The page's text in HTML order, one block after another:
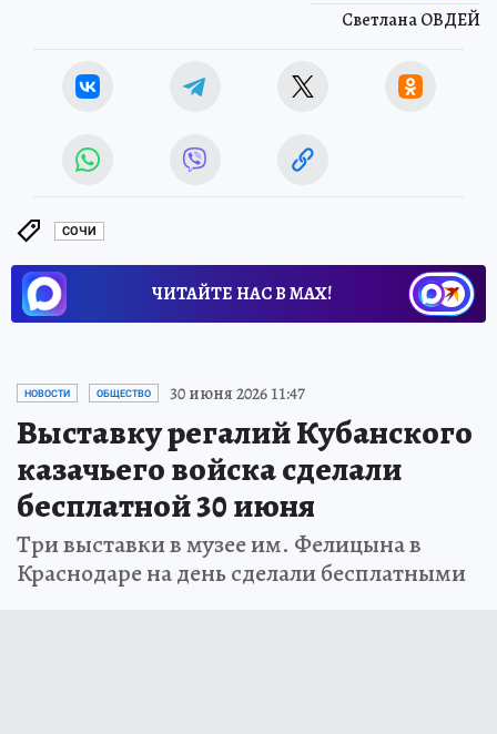
Светлана ОВДЕЙ
СОЧИ
ЧИТАЙТЕ НАС В МАХ!
НОВОСТИ ОБЩЕСТВО 30 июня 2026 11:47
Выставку регалий Кубанского
казачьего войска сделали
бесплатной 30 июня
Три выставки в музее им. Фелицына в
Краснодаре на день сделали бесплатными